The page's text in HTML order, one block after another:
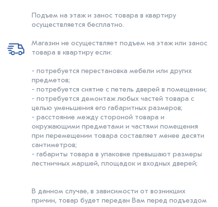
Подъем на этаж и занос товара в квартиру
осуществляется бесплатно.
Магазин не осуществляет подъем на этаж или занос
товара в квартиру если:
- потребуется перестановка мебели или других
предметов;
- потребуется снятие с петель дверей в помещении;
- потребуется демонтаж любых частей товара с
целью уменьшения его габаритных размеров;
- расстояние между стороной товара и
окружающими предметами и частями помещения
при перемещении товара составляет менее десяти
сантиметров;
- габариты товара в упаковке превышают размеры
лестничных маршей, площадок и входных дверей;
В данном случае, в зависимости от возникших
причин, товар будет передан Вам перед подъездом